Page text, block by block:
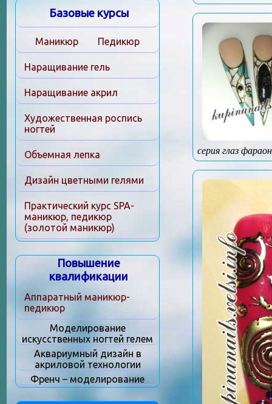
серия глаз
Базовые курсы
Маникюр Педикюр
Наращивание гель
Наращивание акрил
Художественная роспись
ногтей
Объемная лепка
Дизайн цветными гелями
Практический курс SPA-
маникюр, педикюр
(золотой маникюр)
Повышение
квалификации
Аппаратный маникюр-
педикюр
Моделирование
искусственных ногтей гелем
Аквариумный дизайн в
акриловой технологии
Френч – моделирование